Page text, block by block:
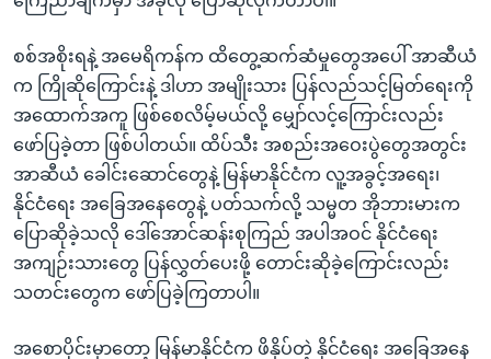
စာမျက်နှာ
ကျော်
ကြည့်
ရန်
နေရာ
ဗွီအိုအေ လူမှုကွန်ယက်များ
ဘာသာစကားများ
စစ်အစိုးရနဲ့ အမေရိကန်က ထိတွေ့ဆက်ဆံမှုတွေအပေါ် အာဆီယံ
က ကြိုဆိုကြောင်းနဲ့ ဒါဟာ အမျိုးသား ပြန်လည်သင့်မြတ်ရေးကို
အထောက်အကူ ဖြစ်စေလိမ့်မယ်လို့ မျှော်လင့်ကြောင်းလည်း
ဖော်ပြခဲ့တာ ဖြစ်ပါတယ်။ ထိပ်သီး အစည်းအဝေးပွဲတွေအတွင်း
အာဆီယံ ခေါင်းဆောင်တွေနဲ့ မြန်မာနိုင်ငံက လူ့အခွင့်အရေး၊
နိုင်ငံရေး အခြေအနေတွေနဲ့ ပတ်သက်လို့ သမ္မတ အိုဘားမားက
ပြောဆိုခဲ့သလို ဒေါ်အောင်ဆန်းစုကြည် အပါအဝင် နိုင်ငံရေး
အကျဉ်းသားတွေ ပြန်လွှတ်ပေးဖို့ တောင်းဆိုခဲ့ကြောင်းလည်း
သတင်းတွေက ဖော်ပြခဲ့ကြတာပါ။
အစောပိုင်းမှာတော့ မြန်မာနိုင်ငံက ဖိနှိပ်တဲ့ နိုင်ငံရေး အခြေအနေ